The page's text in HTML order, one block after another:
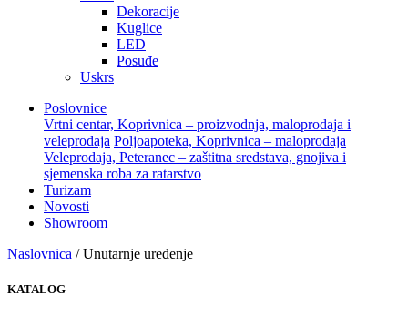
Dekoracije
Kuglice
LED
Posuđe
Uskrs
Poslovnice
Vrtni centar, Koprivnica – proizvodnja, maloprodaja i
veleprodaja Poljoapoteka, Koprivnica – maloprodaja
Veleprodaja, Peteranec – zaštitna sredstava, gnojiva i
sjemenska roba za ratarstvo
Turizam
Novosti
Showroom
Naslovnica / Unutarnje uređenje
KATALOG